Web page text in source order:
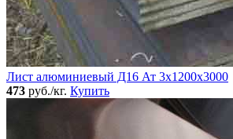
Лист алюминиевый Д16 Ат 3х1200х3000
473 руб./кг. Купить